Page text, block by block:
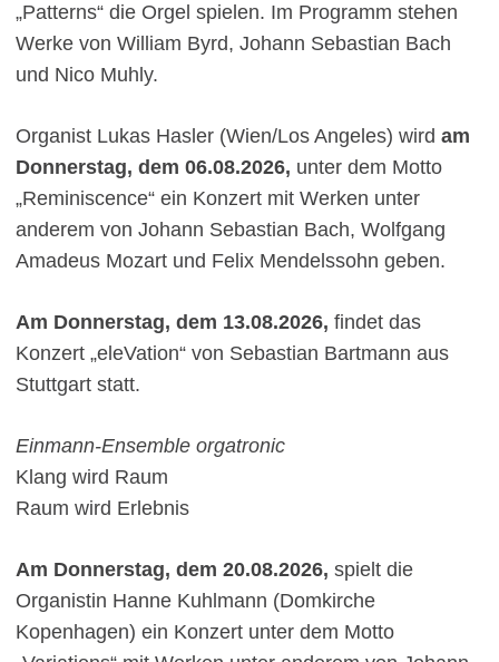
„Patterns“ die Orgel spielen. Im Programm stehen
Werke von William Byrd, Johann Sebastian Bach
und Nico Muhly.
Organist Lukas Hasler (Wien/Los Angeles) wird am
Donnerstag, dem 06.08.2026, unter dem Motto
„Reminiscence“ ein Konzert mit Werken unter
anderem von Johann Sebastian Bach, Wolfgang
Amadeus Mozart und Felix Mendelssohn geben.
Am Donnerstag, dem 13.08.2026, findet das
Konzert „eleVation“ von Sebastian Bartmann aus
Stuttgart statt.
Einmann-Ensemble orgatronic
Klang wird Raum
Raum wird Erlebnis
Am Donnerstag, dem 20.08.2026, spielt die
Organistin Hanne Kuhlmann (Domkirche
Kopenhagen) ein Konzert unter dem Motto